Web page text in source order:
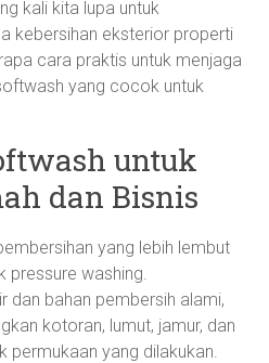
kali kita lupa untuk
kebersihan eksterior properti
cara praktis untuk menjaga
yang cocok untuk
untuk
dan Bisnis
yang lebih lembut
pressure washing.
dan bahan pembersih alami,
kotoran, lumut, jamur, dan
permukaan yang dilakukan.